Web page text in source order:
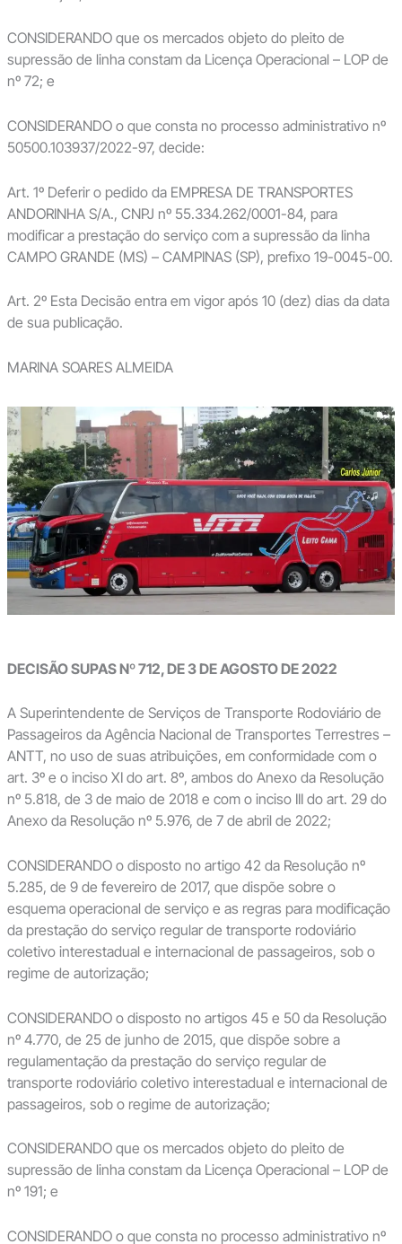
CONSIDERANDO que os mercados objeto do pleito de
supressão de linha constam da Licença Operacional – LOP de
nº 72; e
CONSIDERANDO o que consta no processo administrativo nº
50500.103937/2022-97, decide:
Art. 1º Deferir o pedido da EMPRESA DE TRANSPORTES
ANDORINHA S/A., CNPJ nº 55.334.262/0001-84, para
modificar a prestação do serviço com a supressão da linha
CAMPO GRANDE (MS) – CAMPINAS (SP), prefixo 19-0045-00.
Art. 2º Esta Decisão entra em vigor após 10 (dez) dias da data
de sua publicação.
MARINA SOARES ALMEIDA
DECISÃO SUPAS Nº 712, DE 3 DE AGOSTO DE 2022
A Superintendente de Serviços de Transporte Rodoviário de
Passageiros da Agência Nacional de Transportes Terrestres –
ANTT, no uso de suas atribuições, em conformidade com o
art. 3º e o inciso XI do art. 8º, ambos do Anexo da Resolução
nº 5.818, de 3 de maio de 2018 e com o inciso III do art. 29 do
Anexo da Resolução nº 5.976, de 7 de abril de 2022;
CONSIDERANDO o disposto no artigo 42 da Resolução nº
5.285, de 9 de fevereiro de 2017, que dispõe sobre o
esquema operacional de serviço e as regras para modificação
da prestação do serviço regular de transporte rodoviário
coletivo interestadual e internacional de passageiros, sob o
regime de autorização;
CONSIDERANDO o disposto no artigos 45 e 50 da Resolução
nº 4.770, de 25 de junho de 2015, que dispõe sobre a
regulamentação da prestação do serviço regular de
transporte rodoviário coletivo interestadual e internacional de
passageiros, sob o regime de autorização;
CONSIDERANDO que os mercados objeto do pleito de
supressão de linha constam da Licença Operacional – LOP de
nº 191; e
CONSIDERANDO o que consta no processo administrativo nº